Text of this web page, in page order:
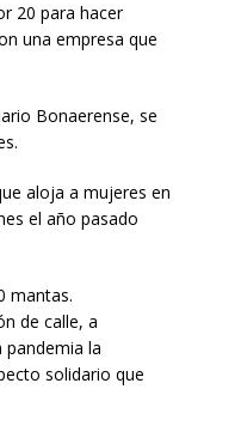
20 para hacer
una empresa que
Bonaerense, se
aloja a mujeres en
el año pasado
mantas.
de calle, a
la
solidario que